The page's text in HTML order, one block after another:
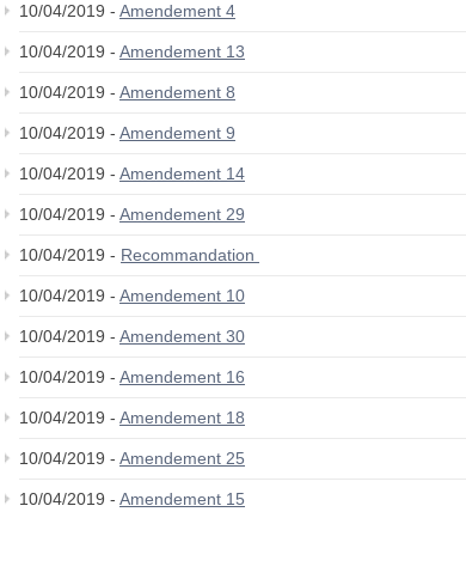
10/04/2019 - Amendement 4
10/04/2019 - Amendement 13
10/04/2019 - Amendement 8
10/04/2019 - Amendement 9
10/04/2019 - Amendement 14
10/04/2019 - Amendement 29
10/04/2019 - Recommandation
10/04/2019 - Amendement 10
10/04/2019 - Amendement 30
10/04/2019 - Amendement 16
10/04/2019 - Amendement 18
10/04/2019 - Amendement 25
10/04/2019 - Amendement 15